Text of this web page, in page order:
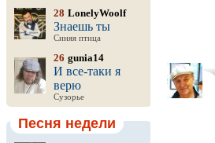
28 LonelyWoolf
Знаешь ты
Синяя птица
26 gunia14
И все-таки я
верю
Сузорье
Песня недели